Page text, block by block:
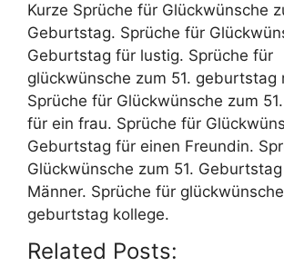
Kurze Sprüche für Glückwünsche
Geburtstag. Sprüche für
Geburtstag für lustig. Sprüche für
glückwünsche zum 51. geburtstag
Sprüche für Glückwünsche zum
für ein frau. Sprüche für
Geburtstag für einen Freundin.
Glückwünsche zum 51.
Männer. Sprüche für
geburtstag kollege.
Related Posts: